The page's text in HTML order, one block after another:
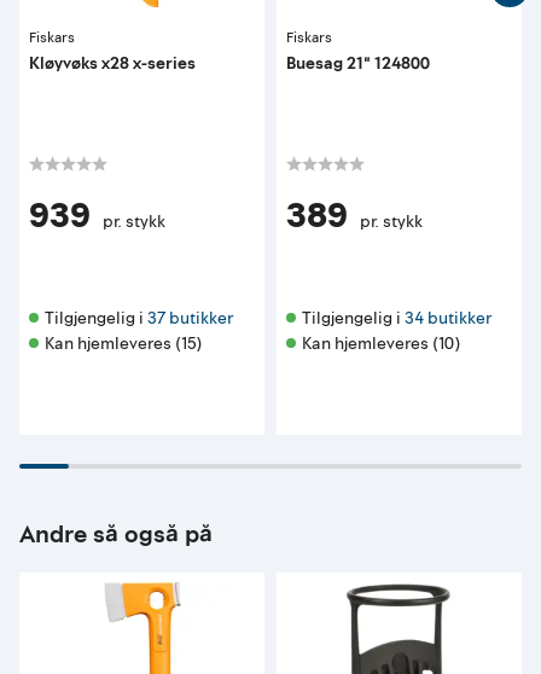
Fiskars
Kløyvøks x28 x-series
939 pr. stykk
Tilgjengelig i 37 butikker
Kan hjemleveres (15)
Fiskars
Buesag 21" 124800
389 pr. stykk
Tilgjengelig i 34 butikker
Kan hjemleveres (10)
Andre så også på